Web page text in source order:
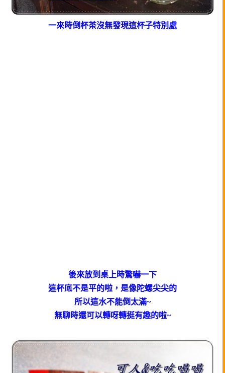
一來時倒杯茶沒無發現這杯子特別處
後來放到桌上時驚嚇一下
這杯底不是平的啦，是像陀螺尖尖的
所以這水不能倒太滿~
無聊時還可以轉呀轉挺有趣的啦~